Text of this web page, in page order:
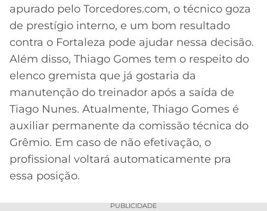
apurado pelo Torcedores.com, o técnico goza
de prestígio interno, e um bom resultado
contra o Fortaleza pode ajudar nessa decisão.
Além disso, Thiago Gomes tem o respeito do
elenco gremista que já gostaria da
manutenção do treinador após a saída de
Tiago Nunes. Atualmente, Thiago Gomes é
auxiliar permanente da comissão técnica do
Grêmio. Em caso de não efetivação, o
profissional voltará automaticamente pra
essa posição.
PUBLICIDADE